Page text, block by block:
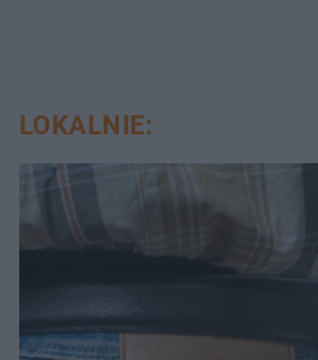
LOKALNIE: